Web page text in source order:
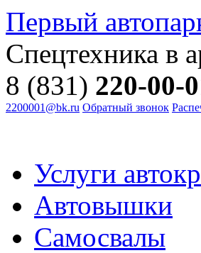
Первый
Спецтехника в
8 (831) 220-00-
2200001@bk.ru Обратный звонок
Услуги
Автовышки
Самосвалы